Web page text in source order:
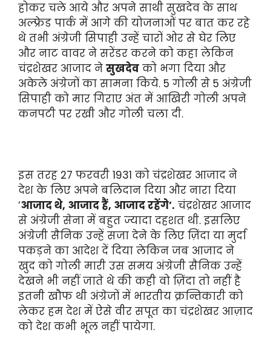
होकर चले आये और अपने साथी सुखदेव के साथ
अल्फ्रेड पार्क में आगे की योजनाओं पर बात कर रहे
थे तभी अंग्रेजी सिपाही उन्हें चारों ओर से घेर लिए
और नाट वावर ने सरेंडर करने को कहा लेकिन
चंद्रशेखर आजाद ने सुखदेव को भगा दिया और
अकेले अंग्रेजों का सामना किये. 5 गोली से 5 अंग्रेजी
सिपाही को मार गिराए अंत में आखिरी गोली अपने
कनपटी पर रखी और गोली चला दी.
इस तरह 27 फरवरी 1931 को चंद्रशेखर आजाद ने
देश के लिए अपने बलिदान दिया और नारा दिया
‘आजाद थे, आजाद हैं, आजाद रहेंगे’. चंद्रशेखर आजाद
से अंग्रेजी सेना में बहुत ज्यादा दहशत थी. इसलिए
अंग्रेजी सैनिक उन्हें सजा देने के लिए ज़िंदा या मुर्दा
पकड़ने का आदेश दें दिया लेकिन जब आजाद ने
खुद को गोली मारी उस समय अंग्रेजी सैनिक उन्हें
देखने भी नहीं जाते थे की कही वो ज़िंदा तो नहीं है
इतनी खौफ थी अंग्रेजों में भारतीय क्रन्तिकारी को
लेकर हम देश में ऐसे वीर सपूत का चंद्रशेखर आज़ाद
को देश कभी भूल नहीं पायेगा.